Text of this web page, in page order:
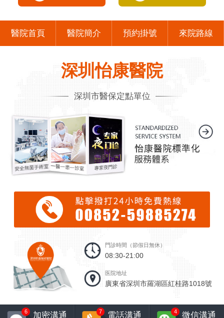
醫院首頁 醫院簡介 預約掛號 來院路線
深圳怡康醫院
深圳市醫保定點單位
門診時間（節假日無休）
08:30-21:00
医院地址
廣東省深圳市羅湖區紅桂路1018號
加密溝通
6 電話溝通
7 微信溝通
4